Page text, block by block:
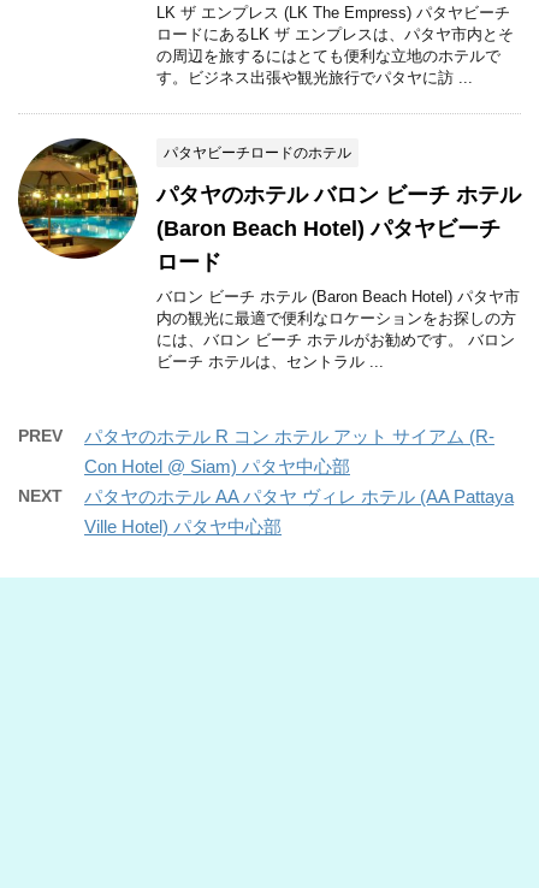
LK ザ エンプレス (LK The Empress) パタヤビーチ
ロードにあるLK ザ エンプレスは、パタヤ市内とそ
の周辺を旅するにはとても便利な立地のホテルで
す。ビジネス出張や観光旅行でパタヤに訪 ...
パタヤビーチロードのホテル
パタヤのホテル バロン ビーチ ホテル
(Baron Beach Hotel) パタヤビーチ
ロード
バロン ビーチ ホテル (Baron Beach Hotel) パタヤ市
内の観光に最適で便利なロケーションをお探しの方
には、バロン ビーチ ホテルがお勧めです。 バロン
ビーチ ホテルは、セントラル ...
PREV
パタヤのホテル R コン ホテル アット サイアム (R-
Con Hotel @ Siam) パタヤ中心部
NEXT
パタヤのホテル AA パタヤ ヴィレ ホテル (AA Pattaya
Ville Hotel) パタヤ中心部